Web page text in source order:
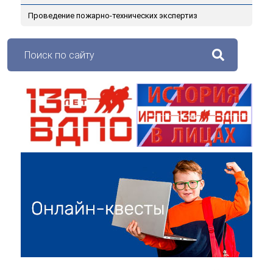
Проведение пожарно-технических экспертиз